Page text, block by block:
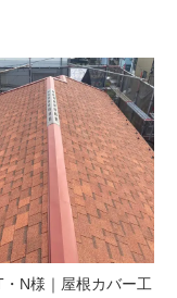
N様｜屋根カバー工